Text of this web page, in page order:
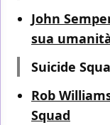
John
sua
Suicide
Rob
Squad